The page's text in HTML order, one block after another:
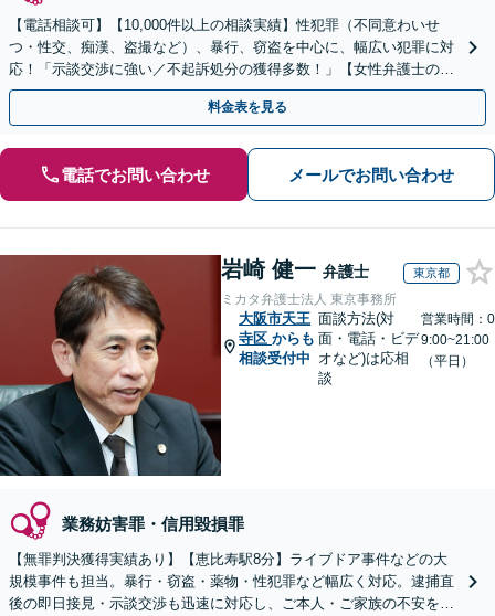
【電話相談可】【10,000件以上の相談実績】性犯罪（不同意わいせ
つ・性交、痴漢、盗撮など）、暴行、窃盗を中心に、幅広い犯罪に対
応！「示談交渉に強い／不起訴処分の獲得多数！」【女性弁護士の対
応可】【休日・夜間相談可】【英語・韓国語対応】
料金表を見る
電話でお問い合わせ メールでお問い合わせ
岩崎 健一 弁護士 東京都
ミカタ弁護士法人 東京事務所
大阪市天王
寺区 からも
相談受付中
面談方法(対
面・電話・ビデ
オなど)は応相
談
営業時間：0
9:00~21:00
（平日）
業務妨害罪・信用毀損罪
【無罪判決獲得実績あり】【恵比寿駅8分】ライブドア事件などの大
規模事件も担当。暴行・窃盗・薬物・性犯罪など幅広く対応。逮捕直
後の即日接見・示談交渉も迅速に対応し、ご本人・ご家族の不安を最